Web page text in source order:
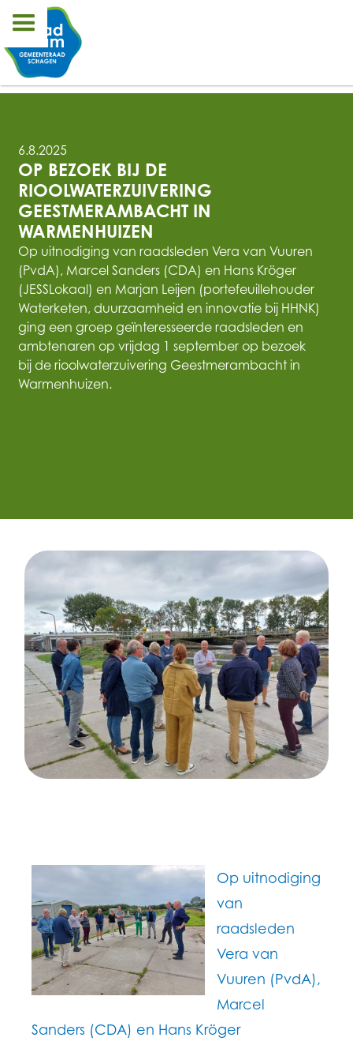
6.8.2025
OP BEZOEK BIJ DE
RIOOLWATERZUIVERING
GEESTMERAMBACHT IN
WARMENHUIZEN
Op uitnodiging van raadsleden Vera van Vuuren
(PvdA), Marcel Sanders (CDA) en Hans Kröger
(JESSLokaal) en Marjan Leijen (portefeuillehouder
Waterketen, duurzaamheid en innovatie bij HHNK)
ging een groep geïnteresseerde raadsleden en
ambtenaren op vrijdag 1 september op bezoek
bij de rioolwaterzuivering Geestmerambacht in
Warmenhuizen.
Op uitnodiging
van
raadsleden
Vera van
Vuuren (PvdA),
Marcel
Sanders (CDA) en Hans Kröger